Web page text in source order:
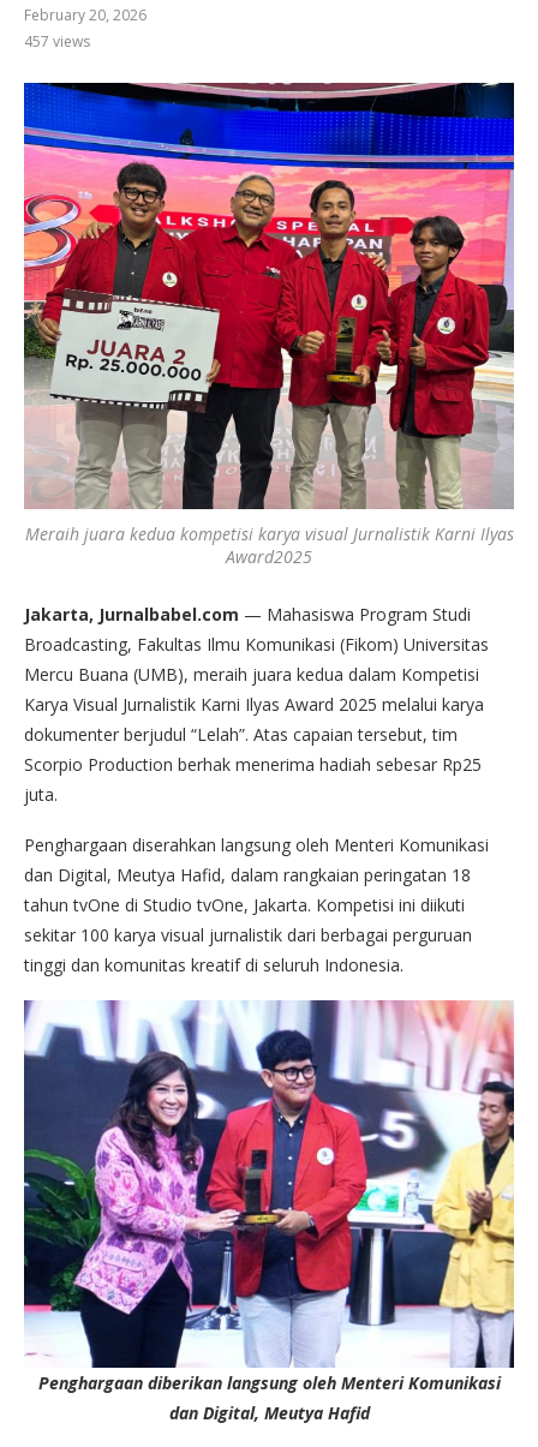
February 20, 2026
457 views
Meraih juara kedua kompetisi karya visual Jurnalistik Karni Ilyas
Award2025
Jakarta, Jurnalbabel.com — Mahasiswa Program Studi
Broadcasting, Fakultas Ilmu Komunikasi (Fikom) Universitas
Mercu Buana (UMB), meraih juara kedua dalam Kompetisi
Karya Visual Jurnalistik Karni Ilyas Award 2025 melalui karya
dokumenter berjudul “Lelah”. Atas capaian tersebut, tim
Scorpio Production berhak menerima hadiah sebesar Rp25
juta.
Penghargaan diserahkan langsung oleh Menteri Komunikasi
dan Digital, Meutya Hafid, dalam rangkaian peringatan 18
tahun tvOne di Studio tvOne, Jakarta. Kompetisi ini diikuti
sekitar 100 karya visual jurnalistik dari berbagai perguruan
tinggi dan komunitas kreatif di seluruh Indonesia.
Penghargaan diberikan langsung oleh Menteri Komunikasi
dan Digital, Meutya Hafid